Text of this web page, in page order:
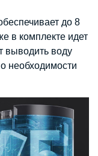
до 8
в комплекте идет
выводить воду
необходимости